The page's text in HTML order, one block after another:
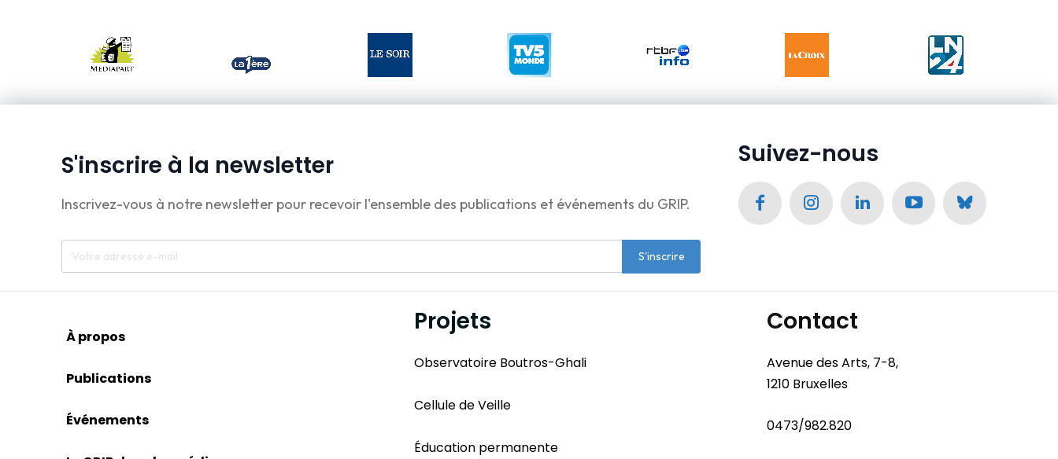
S'inscrire à la newsletter
Inscrivez-vous à notre newsletter pour recevoir l'ensemble des publications et événements du GRIP.
S'inscrire
Suivez-nous
À propos
Publications
Événements
Projets
Observatoire Boutros-Ghali
Cellule de Veille
Éducation permanente
Contact
Avenue des Arts, 7-8,
1210 Bruxelles
0473/982.820